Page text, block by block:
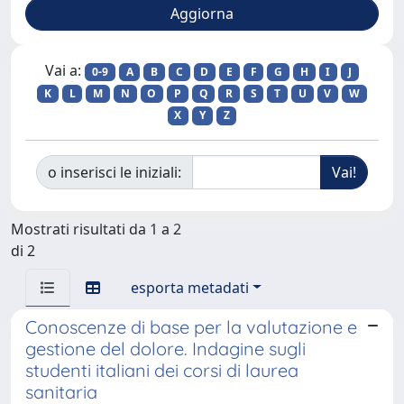
Vai a: 0-9 A B C D E F G H I
J
K
L M N O P Q R S T U V
W
X
Y Z
o inserisci le iniziali:
Mostrati risultati da 1 a 2
di 2
esporta metadati
Conoscenze di base per la valutazione e
gestione del dolore. Indagine sugli
studenti italiani dei corsi di laurea
sanitaria